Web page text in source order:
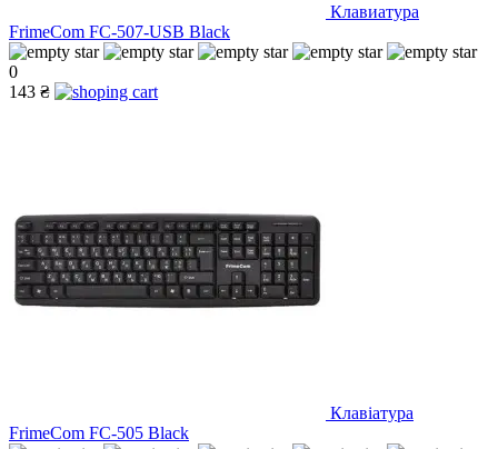
Клавиатура
FrimeCom FC-507-USB Black
0
143 ₴
Клавіатура
FrimeCom FС-505 Black